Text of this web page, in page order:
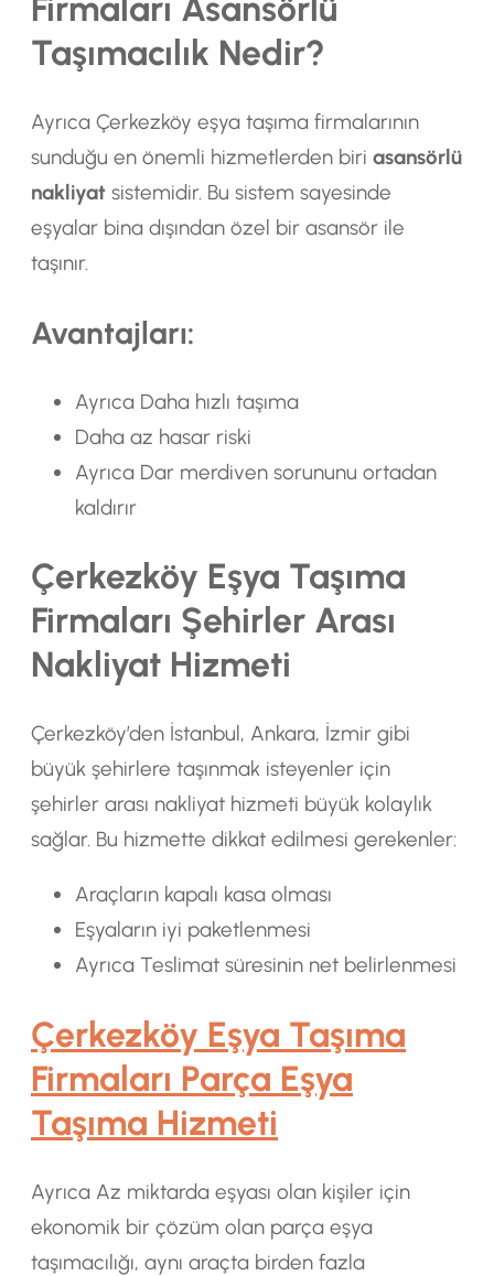
Firmaları Asansörlü
Taşımacılık Nedir?
Ayrıca Çerkezköy eşya taşıma firmalarının
sunduğu en önemli hizmetlerden biri asansörlü
nakliyat sistemidir. Bu sistem sayesinde
eşyalar bina dışından özel bir asansör ile
taşınır.
Avantajları:
Ayrıca Daha hızlı taşıma
Daha az hasar riski
Ayrıca Dar merdiven sorununu ortadan
kaldırır
Çerkezköy Eşya Taşıma
Firmaları Şehirler Arası
Nakliyat Hizmeti
Çerkezköy’den İstanbul, Ankara, İzmir gibi
büyük şehirlere taşınmak isteyenler için
şehirler arası nakliyat hizmeti büyük kolaylık
sağlar. Bu hizmette dikkat edilmesi gerekenler:
Araçların kapalı kasa olması
Eşyaların iyi paketlenmesi
Ayrıca Teslimat süresinin net belirlenmesi
Çerkezköy Eşya Taşıma
Firmaları Parça Eşya
Taşıma Hizmeti
Ayrıca Az miktarda eşyası olan kişiler için
ekonomik bir çözüm olan parça eşya
taşımacılığı, aynı araçta birden fazla